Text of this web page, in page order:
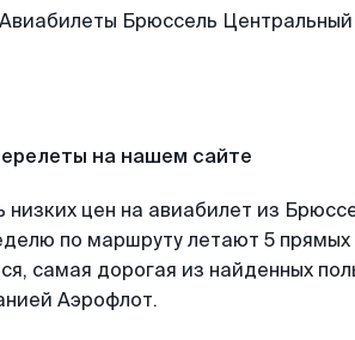
на нашем сайте
низких цен на авиабилет из
по маршруту летают 5
самая дорогая из найденных
Аэрофлот.